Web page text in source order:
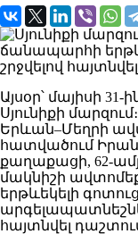
Այսօր՝ մայիսի
Սյունիքի
Երևան–Մեղրի
հատվածում
քաղաքացի, 62-
մակնիշի
երթևեկելի
հայտնվել